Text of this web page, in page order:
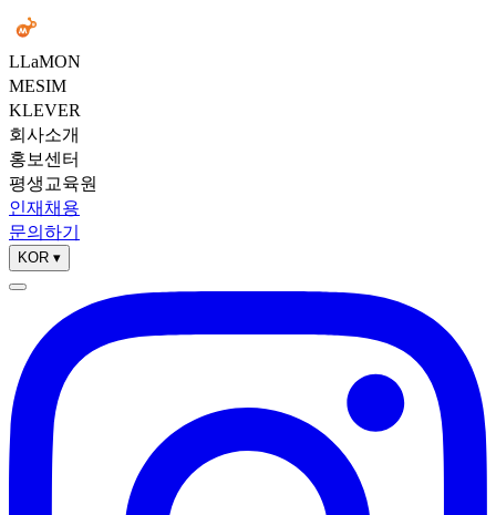
LLaMON
MESIM
KLEVER
회사소개
홍보센터
평생교육원
인재채용
문의하기
KOR ▾